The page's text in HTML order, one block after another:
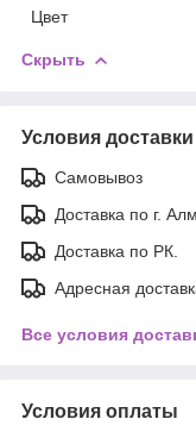
Цвет
Скрыть
Условия доставки
Самовывоз
Доставка по г.
Доставка по РК.
Адресная
Все условия
Условия оплаты